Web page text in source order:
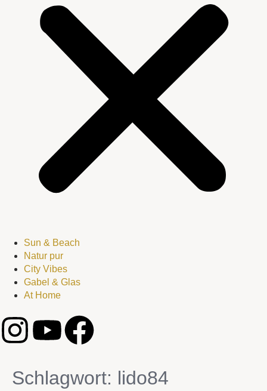
Sun & Beach
Natur pur
City Vibes
Gabel & Glas
At Home
Schlagwort: lido84